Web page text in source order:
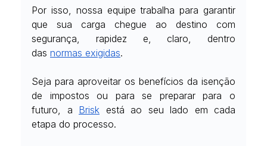
Por isso, nossa equipe trabalha para garantir
que sua carga chegue ao destino com
segurança, rapidez e, claro, dentro
das normas exigidas.
Seja para aproveitar os benefícios da isenção
de impostos ou para se preparar para o
futuro, a Brisk está ao seu lado em cada
etapa do processo.